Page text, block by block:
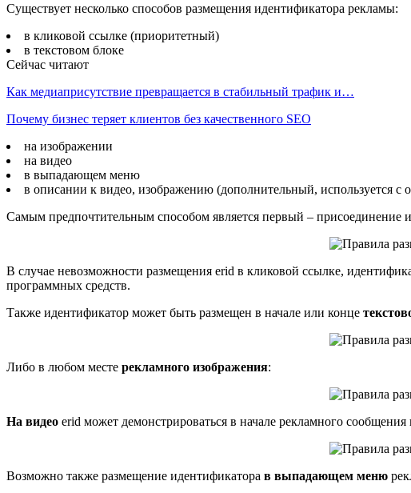
Существует несколько способов размещения идентификатора рекламы:
в кликовой ссылке (приоритетный)
в текстовом блоке
Сейчас читают
Как медиаприсутствие превращается в стабильный трафик и…
Почему бизнес теряет клиентов без качественного SEO
на изображении
на видео
в выпадающем меню
в описании к видео, изображению (дополнительный, используется
Самым предпочтительным способом является первый – присоединение
В случае невозможности размещения erid в кликовой ссылке,
программных средств.
Также идентификатор может быть размещен в начале или конце
Либо в любом месте рекламного изображения:
На видео erid может демонстрироваться в начале рекламного
Возможно также размещение идентификатора в выпадающем меню